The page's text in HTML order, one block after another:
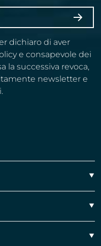
dichiaro di aver
e consapevole dei
la successiva revoca,
newsletter e